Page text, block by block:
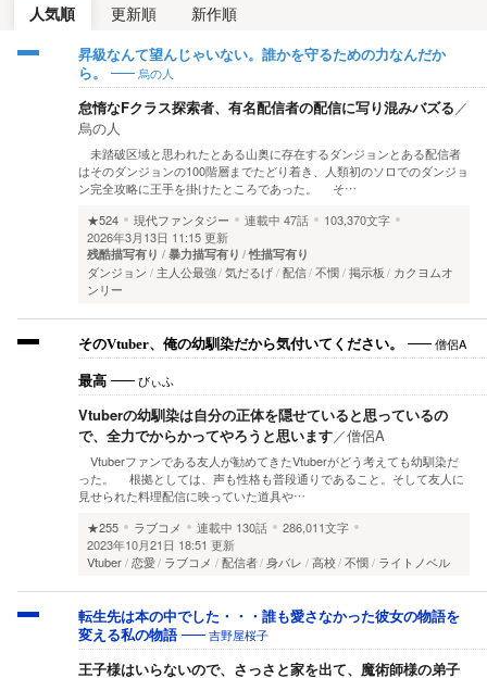
人気順 更新順 新作順
昇級なんて望んじゃいない。誰かを守るための力なんだか
ら。
烏の人
怠惰なFクラス探索者、有名配信者の配信に写り混みバズる／
烏の人
未踏破区域と思われたとある山奥に存在するダンジョンとある配信者
はそのダンジョンの100階層までたどり着き、人類初のソロでのダンジョ
ン完全攻略に王手を掛けたところであった。 そ…
★524
現代ファンタジー 連載中 47話
103,370文字
2026年3月13日 11:15 更新
残酷描写有り 暴力描写有り 性描写有り
ダンジョン 主人公最強 気だるげ 配信 不憫 掲示板
カクヨムオ
ンリー
そのVtuber、俺の幼馴染だから気付いてください。 僧侶A
最高 びぃふ
Vtuberの幼馴染は自分の正体を隠せていると思っているの
で、全力でからかってやろうと思います／僧侶A
Vtuberファンである友人が勧めてきたVtuberがどう考えても幼馴染だ
った。 根拠としては、声も性格も普段通りであること。そして友人に
見せられた料理配信に映っていた道具や…
★255
ラブコメ 連載中 130話
286,011文字
2023年10月21日 18:51 更新
Vtuber 恋愛 ラブコメ 配信者 身バレ 高校 不憫 ライトノベル
転生先は本の中でした・・・誰も愛さなかった彼女の物語を
変える私の物語
吉野屋桜子
王子様はいらないので、さっさと家を出て、魔術師様の弟子